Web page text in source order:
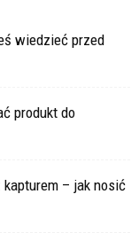
wiedzieć przed
produkt do
– jak nosić